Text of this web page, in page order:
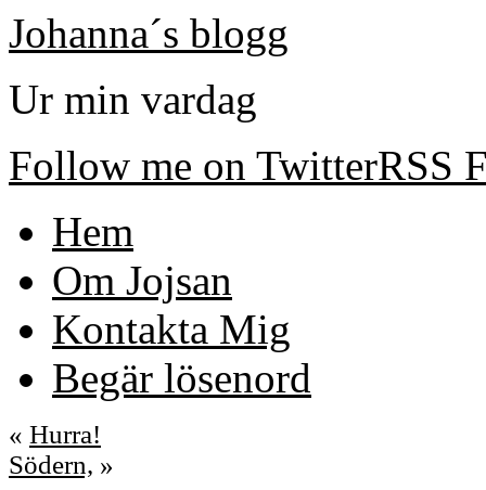
Johanna´s blogg
Ur min vardag
Follow me on TwitterRSS
Hem
Om Jojsan
Kontakta Mig
Begär lösenord
« Hurra!
Södern, »